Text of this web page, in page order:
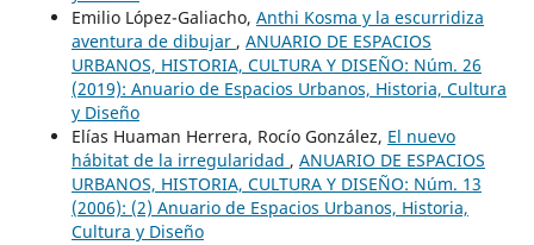
Emilio López-Galiacho, Anthi Kosma y la escurridiza
aventura de dibujar , ANUARIO DE ESPACIOS
URBANOS, HISTORIA, CULTURA Y DISEÑO: Núm. 26
(2019): Anuario de Espacios Urbanos, Historia, Cultura
y Diseño
Elías Huaman Herrera, Rocío González, El nuevo
hábitat de la irregularidad , ANUARIO DE ESPACIOS
URBANOS, HISTORIA, CULTURA Y DISEÑO: Núm. 13
(2006): (2) Anuario de Espacios Urbanos, Historia,
Cultura y Diseño